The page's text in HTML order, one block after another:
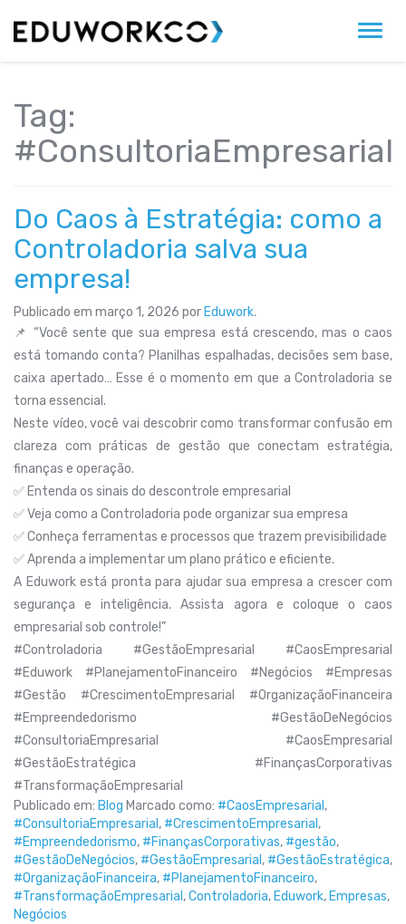
Tag:
#ConsultoriaEmpresarial
Do Caos à Estratégia: como a
Controladoria salva sua
empresa!
Publicado em março 1, 2026 por Eduwork.
📌 “Você sente que sua empresa está crescendo, mas o caos
está tomando conta? Planilhas espalhadas, decisões sem base,
caixa apertado… Esse é o momento em que a Controladoria se
torna essencial.
Neste vídeo, você vai descobrir como transformar confusão em
clareza com práticas de gestão que conectam estratégia,
finanças e operação.
✅ Entenda os sinais do descontrole empresarial
✅ Veja como a Controladoria pode organizar sua empresa
✅ Conheça ferramentas e processos que trazem previsibilidade
✅ Aprenda a implementar um plano prático e eficiente.
A Eduwork está pronta para ajudar sua empresa a crescer com
segurança e inteligência. Assista agora e coloque o caos
empresarial sob controle!”
#Controladoria #GestãoEmpresarial #CaosEmpresarial
#Eduwork #PlanejamentoFinanceiro #Negócios #Empresas
#Gestão #CrescimentoEmpresarial #OrganizaçãoFinanceira
#Empreendedorismo #GestãoDeNegócios
#ConsultoriaEmpresarial #CaosEmpresarial
#GestãoEstratégica #FinançasCorporativas
#TransformaçãoEmpresarial
Publicado em: Blog Marcado como: #CaosEmpresarial ,
#ConsultoriaEmpresarial , #CrescimentoEmpresarial ,
#Empreendedorismo, #FinançasCorporativas, #gestão,
#GestãoDeNegócios, #GestãoEmpresarial , #GestãoEstratégica,
#OrganizaçãoFinanceira, #PlanejamentoFinanceiro,
#TransformaçãoEmpresarial ,Controladoria, Eduwork, Empresas,
Negócios